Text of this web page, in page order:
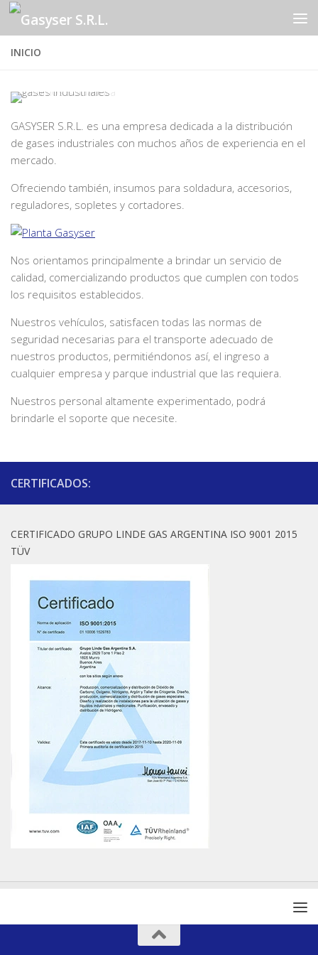
Saltar al contenido
INICIO
GASYSER S.R.L. es una empresa dedicada a la distribución
de gases industriales con muchos años de experiencia en el
mercado.
Ofreciendo también, insumos para soldadura, accesorios,
reguladores, sopletes y cortadores.
Nos orientamos principalmente a brindar un servicio de
calidad, comercializando productos que cumplen con todos
los requisitos establecidos.
Nuestros vehículos, satisfacen todas las normas de
seguridad necesarias para el transporte adecuado de
nuestros productos, permitiéndonos así, el ingreso a
cualquier empresa y parque industrial que las requiera.
Nuestros personal altamente experimentado, podrá
brindarle el soporte que necesite.
CERTIFICADOS:
CERTIFICADO GRUPO LINDE GAS ARGENTINA ISO 9001 2015
TÜV